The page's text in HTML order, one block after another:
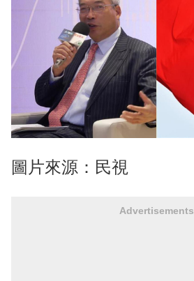
圖片來源：民視
Advertisements